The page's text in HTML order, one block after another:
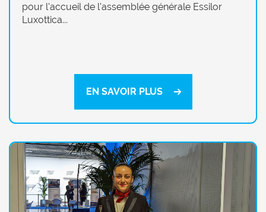
pour l'accueil de l'assemblée générale Essilor
Luxottica...
EN SAVOIR PLUS